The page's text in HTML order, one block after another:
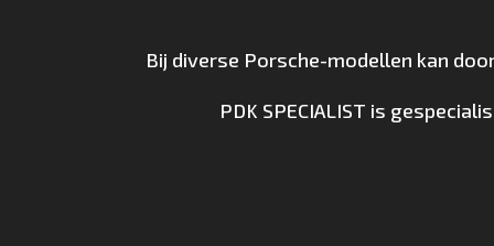
Bij diverse Porsche-modellen kan
PDK SPECIALIST is